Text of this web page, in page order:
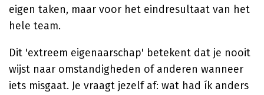
eigen taken, maar voor het eindresultaat van het
hele team.
Dit 'extreem eigenaarschap' betekent dat je nooit
wijst naar omstandigheden of anderen wanneer
iets misgaat. Je vraagt jezelf af: wat had ík anders